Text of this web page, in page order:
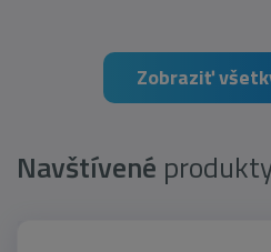
Zobraziť
Navštívené